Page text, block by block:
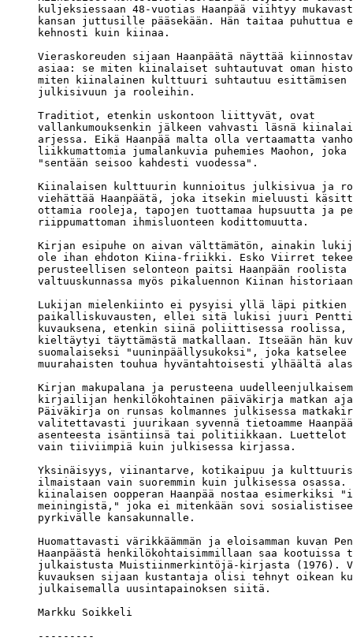
kuljeksiessaan 48-vuotias Haanpää viihtyy
kansan juttusille pääsekään. Hän taitaa puhuttua
kehnosti kuin kiinaa.
Vieraskoreuden sijaan Haanpäätä näyttää
asiaa: se miten kiinalaiset suhtautuvat oman
miten kiinalainen kulttuuri suhtautuu
julkisivuun ja rooleihin.
Traditiot, etenkin uskontoon liittyvät, ovat
vallankumouksenkin jälkeen vahvasti läsnä
arjessa. Eikä Haanpää malta olla vertaamatta
liikkumattomia jumalankuvia puhemies Maohon, joka
"sentään seisoo kahdesti vuodessa".
Kiinalaisen kulttuurin kunnioitus julkisivua ja
viehättää Haanpäätä, joka itsekin mieluusti
ottamia rooleja, tapojen tuottamaa hupsuutta ja
riippumattoman ihmisluonteen kodittomuutta.
Kirjan esipuhe on aivan välttämätön, ainakin
ole ihan ehdoton Kiina-friikki. Esko Viirret
perusteellisen selonteon paitsi Haanpään roolista
valtuuskunnassa myös pikaluennon Kiinan
Lukijan mielenkiinto ei pysyisi yllä läpi pitkien
paikalliskuvausten, ellei sitä lukisi juuri Pentti
kuvauksena, etenkin siinä poliittisessa
kieltäytyi täyttämästä matkallaan. Itseään hän
suomalaiseksi "uuninpäällysukoksi", joka katselee
muurahaisten touhua hyväntahtoisesti ylhäältä
Kirjan makupalana ja perusteena
kirjailijan henkilökohtainen päiväkirja matkan
Päiväkirja on runsas kolmannes julkisessa
valitettavasti juurikaan syvennä tietoamme
asenteesta isäntiinsä tai politiikkaan. Luettelot
vain tiiviimpiä kuin julkisessa kirjassa.
Yksinäisyys, viinantarve, kotikaipuu ja
ilmaistaan vain suoremmin kuin julkisessa
kiinalaisen oopperan Haanpää nostaa esimerkiksi
meiningistä," joka ei mitenkään sovi
pyrkivälle kansakunnalle.
Huomattavasti värikkäämmän ja eloisamman kuvan
Haanpäästä henkilökohtaisimmillaan saa kootuissa
julkaistusta Muistiinmerkintöjä-kirjasta (1976).
kuvauksen sijaan kustantaja olisi tehnyt oikean
julkaisemalla uusintapainoksen siitä.
Markku Soikkeli